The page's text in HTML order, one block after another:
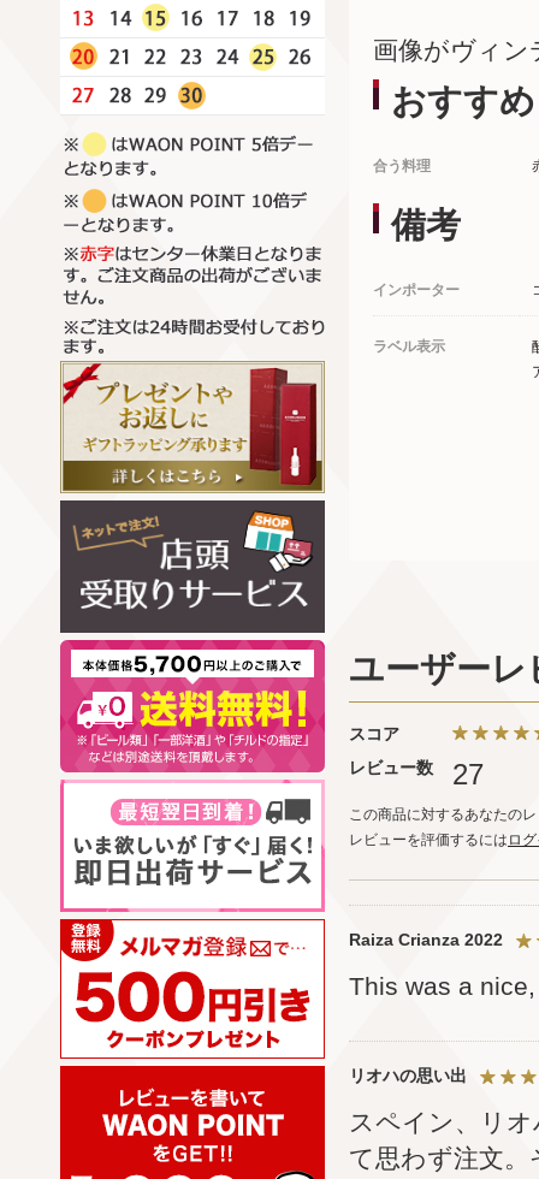
画像がヴィン
おすすめ
合う料理
備考
インポーター
ラベル表示
ユーザーレ
スコア
レビュー数
27
この商品に対するあなたの
レビューを評価するには ロ
Raiza Crianza 2022
This was a
リオハの思い出
スペイン、リ
て思わず注文